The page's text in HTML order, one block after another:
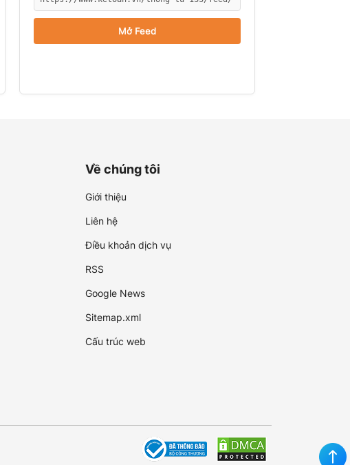
Mở Feed
Về chúng tôi
Giới thiệu
Liên hệ
Điều khoản dịch vụ
RSS
Google News
Sitemap.xml
Cấu trúc web